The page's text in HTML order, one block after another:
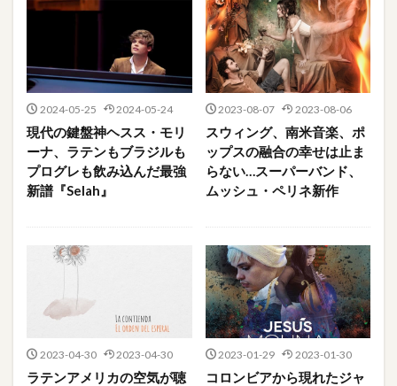
2024-05-25 2024-05-24
現代の鍵盤神ヘスス・モリ
ーナ、ラテンもブラジルも
プログレも飲み込んだ最強
新譜『Selah』
2023-08-07 2023-08-06
スウィング、南米音楽、ポ
ップスの融合の幸せは止ま
らない…スーパーバンド、
ムッシュ・ペリネ新作
2023-04-30 2023-04-30
ラテンアメリカの空気が聴
2023-01-29 2023-01-30
コロンビアから現れたジャ